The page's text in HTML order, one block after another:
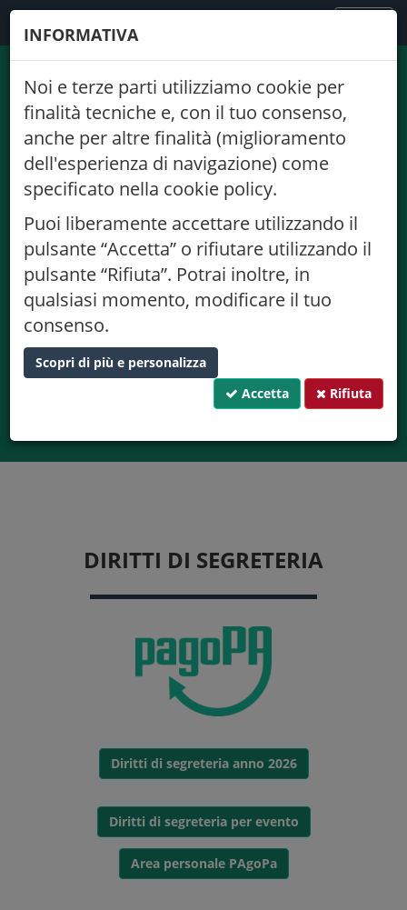
INFORMATIVA
Noi e terze parti utilizziamo cookie per
finalità tecniche e, con il tuo consenso,
anche per altre finalità (miglioramento
dell'esperienza di navigazione) come
specificato nella cookie policy.
Puoi liberamente accettare utilizzando il
pulsante “Accetta” o rifiutare utilizzando il
pulsante “Rifiuta”. Potrai inoltre, in
qualsiasi momento, modificare il tuo
consenso.
Scopri di più e personalizza
Accetta
Rifiuta
FODAF
Federazione Regionale Ordini dei Dottori
Agronomi e Dottori Forestali del Veneto
DIRITTI DI SEGRETERIA
Diritti di segreteria anno 2026
Diritti di segreteria per evento
Area personale PAgoPa